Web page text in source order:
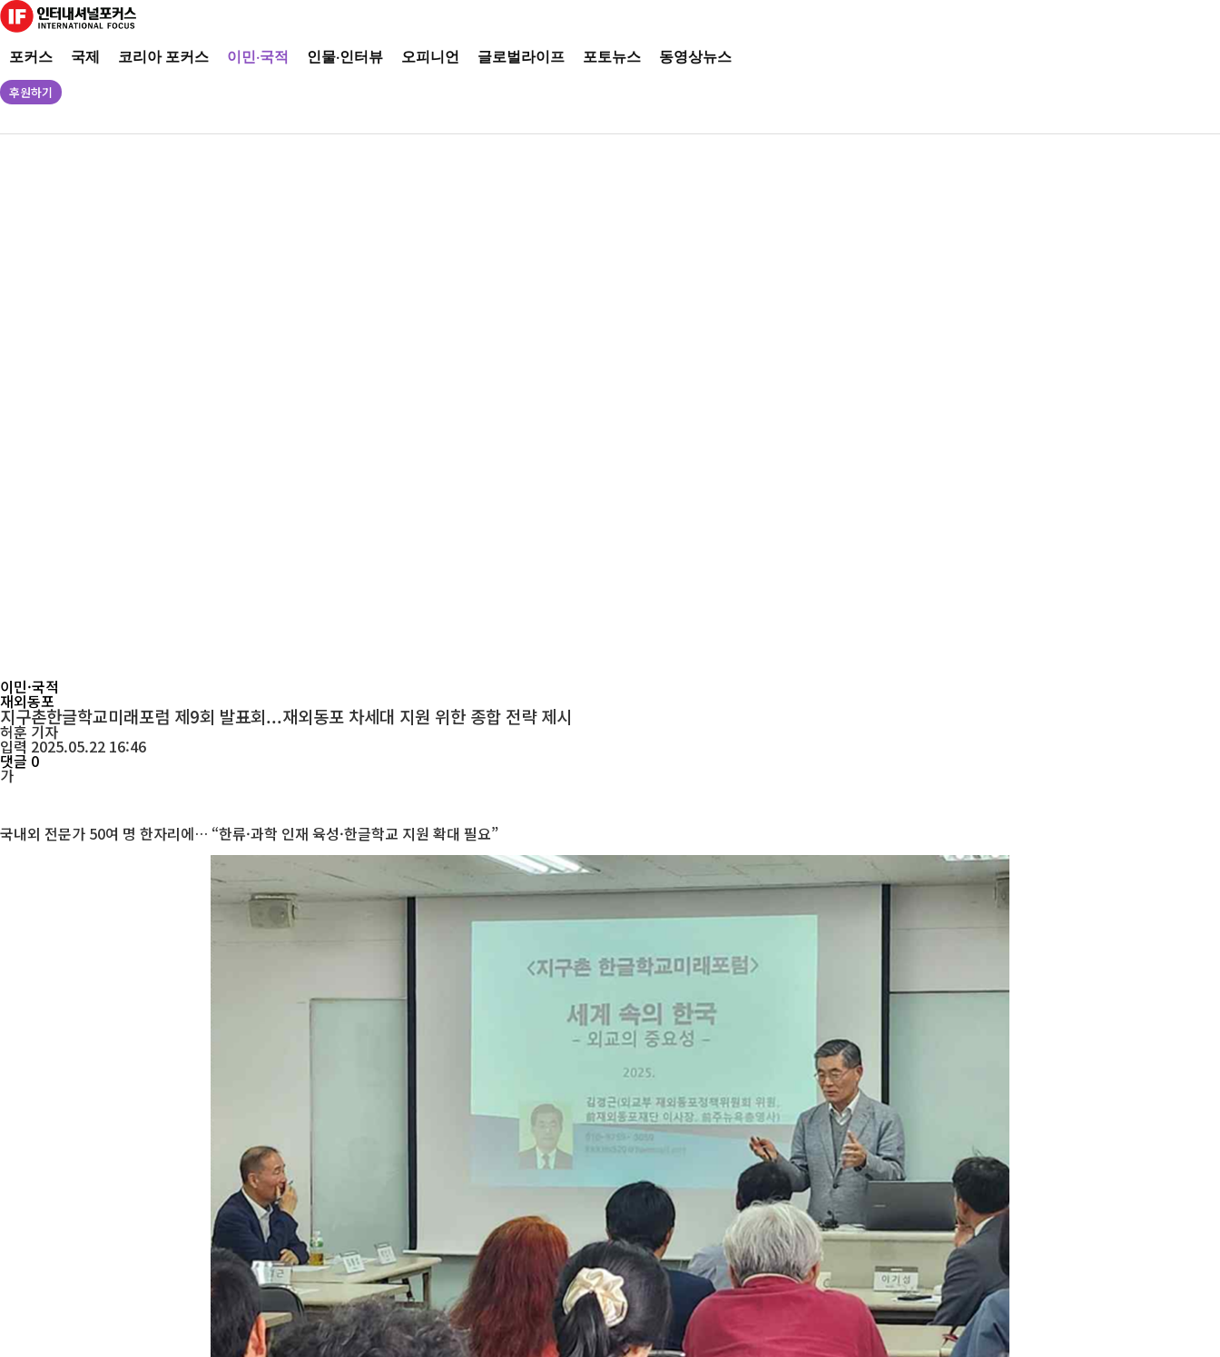
포커스 국제 코리아 포커스 이민·국적 인물·인터뷰 오피니언 글로벌라이프 포토뉴스 동영상뉴스
후원하기
이민·국적
재외동포
지구촌한글학교미래포럼 제9회 발표회...재외동포 차세대 지원 위한 종합 전략 제시
허훈 기자
입력 2025.05.22 16:46
댓글 0
가
국내외 전문가 50여 명 한자리에… “한류·과학 인재 육성·한글학교 지원 확대 필요”